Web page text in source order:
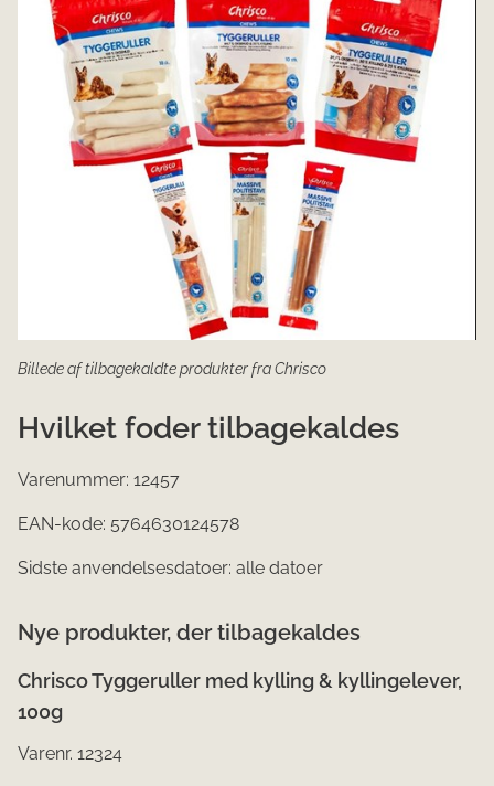
Billede af tilbagekaldte produkter fra Chrisco
Hvilket foder tilbagekaldes
Varenummer: 12457
EAN-kode: 5764630124578
Sidste anvendelsesdatoer: alle datoer
Nye produkter, der tilbagekaldes
Chrisco Tyggeruller med kylling & kyllingelever,
100g
Varenr. 12324